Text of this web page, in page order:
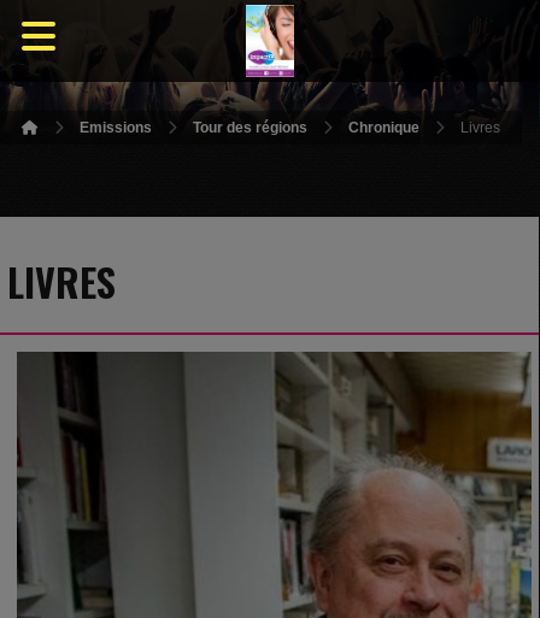
Emissions Tour des régions Chronique Livres
LIVRES